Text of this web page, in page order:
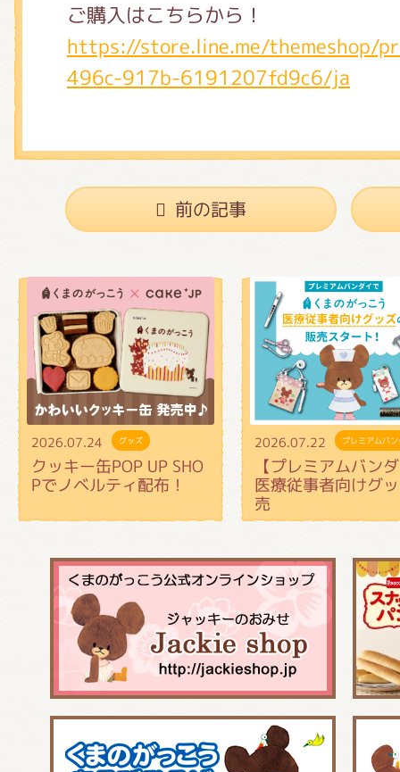
ご購入はこちらから！
https://store.line.me/themeshop/
496c-917b-6191207fd9c6/ja
前の記事
2026.07.24 グッズ
クッキー缶POP UP SHO
Pでノベルティ配布！
2026.07.22 プレミアムバ
【プレミアムバン
医療従事者向けグ
売